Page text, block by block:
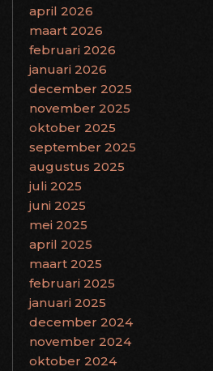
april 2026
maart 2026
februari 2026
januari 2026
december 2025
november 2025
oktober 2025
september 2025
augustus 2025
juli 2025
juni 2025
mei 2025
april 2025
maart 2025
februari 2025
januari 2025
december 2024
november 2024
oktober 2024